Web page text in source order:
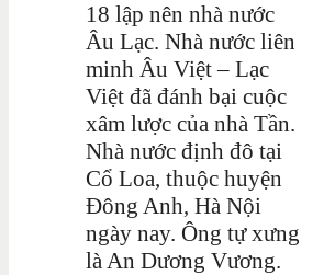
18 lập nên nhà nước
Âu Lạc. Nhà nước liên
minh Âu Việt – Lạc
Việt đã đánh bại cuộc
xâm lược của nhà Tần.
Nhà nước định đô tại
Cổ Loa, thuộc huyện
Đông Anh, Hà Nội
ngày nay. Ông tự xưng
là An Dương Vương.